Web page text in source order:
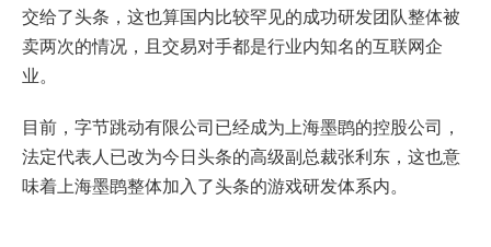
交给了头条，这也算国内比较罕见的成功研发团队整体被
卖两次的情况，且交易对手都是行业内知名的互联网企
业。
目前，字节跳动有限公司已经成为上海墨鹍的控股公司，
法定代表人已改为今日头条的高级副总裁张利东，这也意
味着上海墨鹍整体加入了头条的游戏研发体系内。